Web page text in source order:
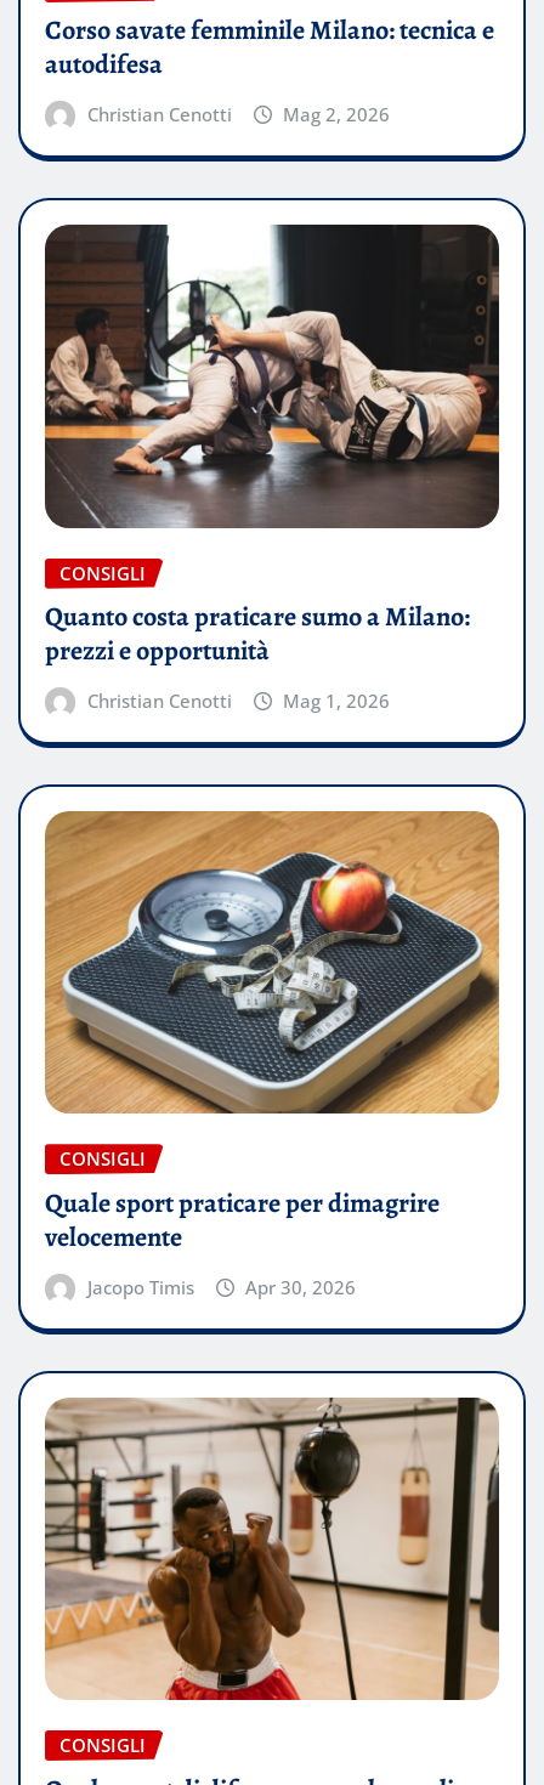
Corso savate femminile Milano: tecnica e
autodifesa
Christian Cenotti Mag 2, 2026
CONSIGLI
Quanto costa praticare sumo a Milano:
prezzi e opportunità
Christian Cenotti Mag 1, 2026
CONSIGLI
Quale sport praticare per dimagrire
velocemente
Jacopo Timis Apr 30, 2026
CONSIGLI